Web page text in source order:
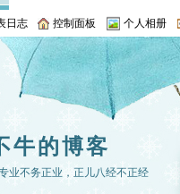
日志 控制面板 个人相册
牛的博客
业不务正业，正儿八经不正经